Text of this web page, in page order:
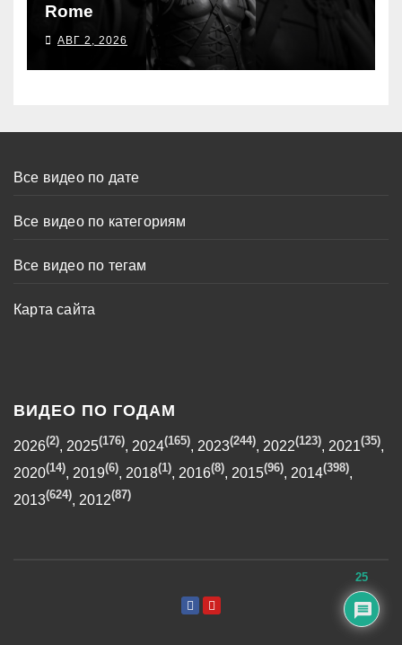
Rome
АВГ 2, 2026
Все видео по дате
Все видео по категориям
Все видео по тегам
Карта сайта
ВИДЕО ПО ГОДАМ
2026(2), 2025(176), 2024(165), 2023(244), 2022(123), 2021(35),
2020(14), 2019(6), 2018(1), 2016(8), 2015(96), 2014(398),
2013(624), 2012(87)
25